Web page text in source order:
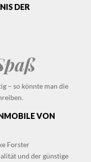
DER
– so könnte man die
VON
Forster
und der günstige